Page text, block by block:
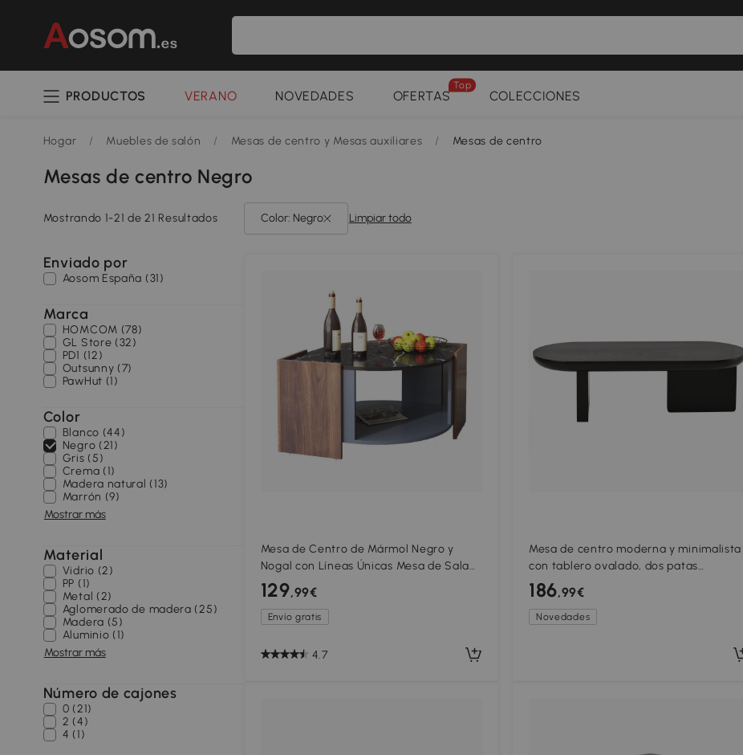
PRODUCTOS VERANO NOVEDADES OFERTAS
Top
COLECCIONES
Hogar / Muebles de salón / Mesas de centro y Mesas auxiliares / Mesas de centro
Mesas de centro Negro
Mostrando 1-21 de 21 Resultados Limpiar todo
Color: Negro
Enviado por
Aosom España (31)
Marca
HOMCOM (78)
GL Store (32)
PD1 (12)
Outsunny (7)
PawHut (1)
Color
Blanco (44)
Negro (21)
Gris (5)
Crema (1)
Madera natural (13)
Marrón (9)
Mostrar más
Material
Vidrio (2)
PP (1)
Metal (2)
Aglomerado de madera (25)
Madera (5)
Aluminio (1)
Mostrar más
Número de cajones
0 (21)
2 (4)
4 (1)
Mesa de Centro de Mármol Negro y
Nogal con Líneas Únicas Mesa de Sala
de Estar de Diseño Elegante Negro
129,99€
Envío gratis
4.7
Mesa de centro moderna y minimalista
con tablero ovalado, dos patas
cuadradas con patines de fieltro
antideslizantes, 119,7x49,8x35,5 cm,
Negro
186,99€
Novedades